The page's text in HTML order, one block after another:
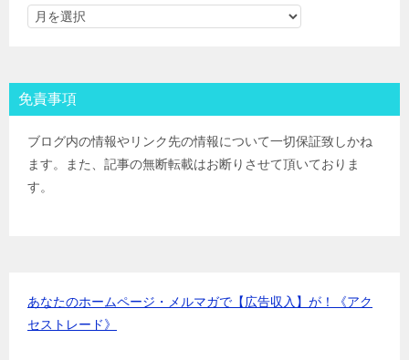
ＳＭＢＣ日興証券
岡三証券IPOﾙｰﾙ
ＧＭＯクリック証券
アイザワ証券IPOﾙｰﾙ
むさし証券
IPOﾙｰﾙ
マネックス証券
免責事項
ブログ内の情報やリンク先の情報について一切保証致しかね
ます。また、記事の無断転載はお断りさせて頂いておりま
す。
あなたのホームページ・メルマガで【広告収入】が！《アク
セストレード》